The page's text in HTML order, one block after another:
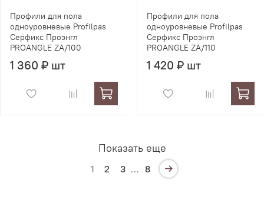
Профили для пола
одноуровневые Profilpas
Серфикс Проэнгл
PROANGLE ZA/100
1 360 ₽ шт
Профили для пола
одноуровневые Profilpas
Серфикс Проэнгл
PROANGLE ZA/110
1 420 ₽ шт
Показать еще
1 2 3 … 8